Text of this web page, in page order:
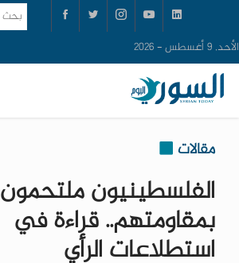
الأحد, 9 أغسطس - 2026
مقالات
الفلسطينيون ملتحمون
بمقاومتهم.. قراءة في
استطلاعات الرأي